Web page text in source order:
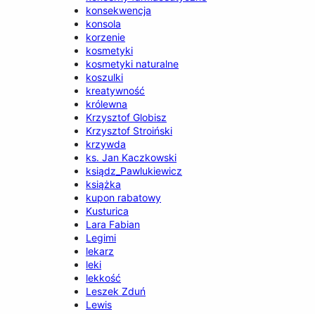
konsekwencja
konsola
korzenie
kosmetyki
kosmetyki naturalne
koszulki
kreatywność
królewna
Krzysztof Globisz
Krzysztof Stroiński
krzywda
ks. Jan Kaczkowski
ksiądz_Pawlukiewicz
książka
kupon rabatowy
Kusturica
Lara Fabian
Legimi
lekarz
leki
lekkość
Leszek Zduń
Lewis